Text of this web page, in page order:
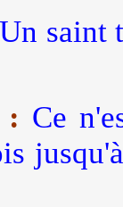
Un saint
: Ce